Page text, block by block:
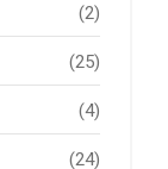
(2)
(25)
(4)
(24)